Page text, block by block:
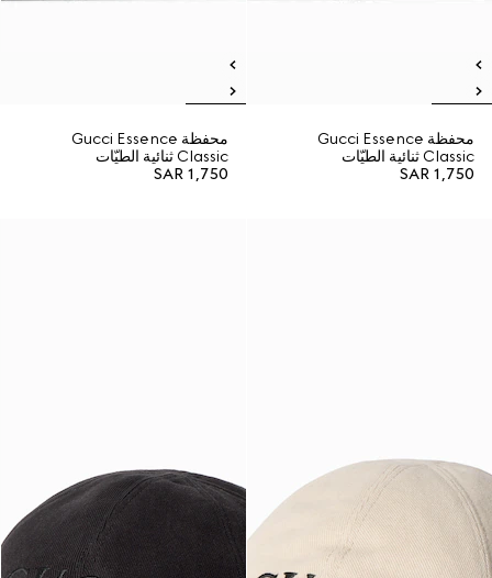
محفظة Gucci Essence
Classic ثنائية الطيّات
SAR 1,750
محفظة Gucci Essence
Classic ثنائية الطيّات
SAR 1,750